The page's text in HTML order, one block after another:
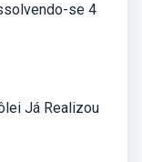
se 4
Já Realizou